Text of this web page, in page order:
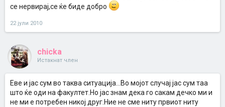
се нервирај,се ќе биде добро
22 јули 2010
chicka
Истакнат член
Еве и јас сум во таква ситуација...Во мојот случај јас сум таа
што ќе оди на факултет.Но јас знам дека го сакам дечко ми и
не ми е потребен никој друг.Ние не сме ниту првиот ниту